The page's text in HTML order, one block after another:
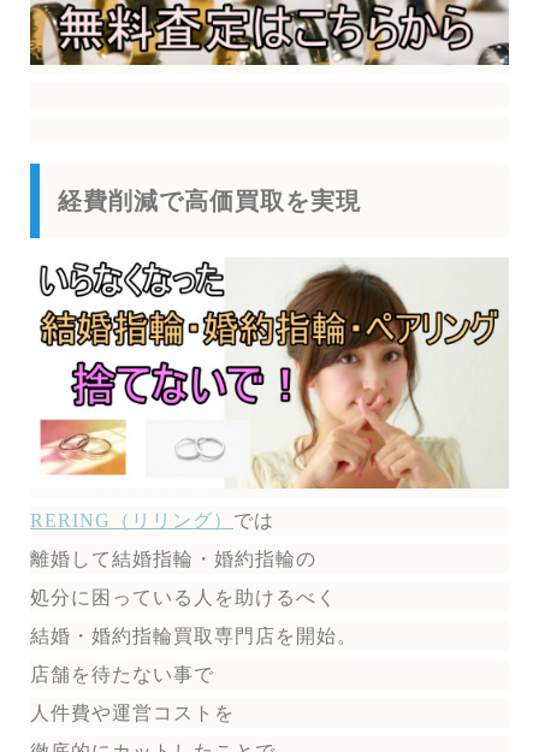
経費削減で高価買取を実現
RERING（リリング） では
離婚して結婚指輪・婚約指輪の
処分に困っている人を助けるべく
結婚・婚約指輪買取専門店を開始。
店舗を待たない事で
人件費や運営コストを